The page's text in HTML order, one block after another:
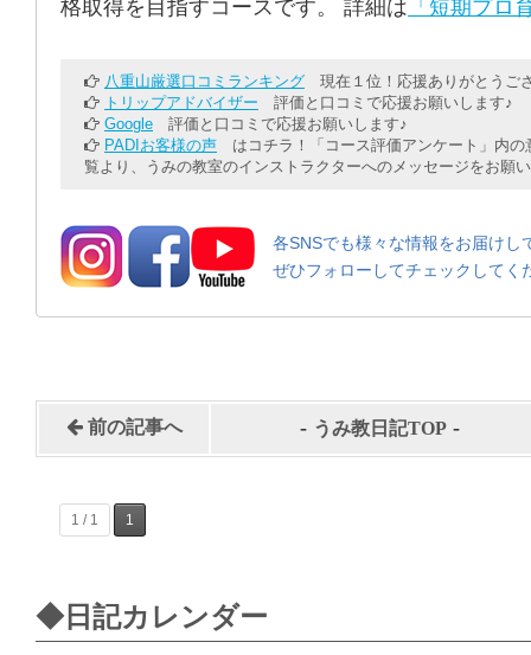
格取得を目指すコースです。 詳細は 「短期プロ
八重山厳選口コミランキング 現在１位！応援ありがとうご
トリップアドバイザー 評価と口コミで応援お願いします♪
Google 評価と口コミで応援お願いします♪
PADIお客様の声 はコチラ！「コース評価アンケート」内の
覧より、うみの教室のインストラクターへのメッセージをお願
各SNSでも様々な情報をお届けし
ぜひフォローしてチェックしてく
前の記事へ - うみ教日記TOP -
1 / 1 1
◆日記カレンダー